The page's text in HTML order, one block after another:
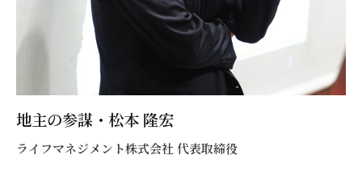
地主の参謀・松本 隆宏
ライフマネジメント株式会社 代表取締役